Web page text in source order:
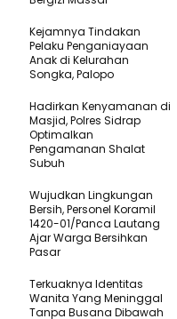
Kejamnya Tindakan
Pelaku Penganiayaan
Anak di Kelurahan
Songka, Palopo
Hadirkan Kenyamanan di
Masjid, Polres Sidrap
Optimalkan
Pengamanan Shalat
Subuh
Wujudkan Lingkungan
Bersih, Personel Koramil
1420-01/Panca Lautang
Ajar Warga Bersihkan
Pasar
Terkuaknya Identitas
Wanita Yang Meninggal
Tanpa Busana Dibawah